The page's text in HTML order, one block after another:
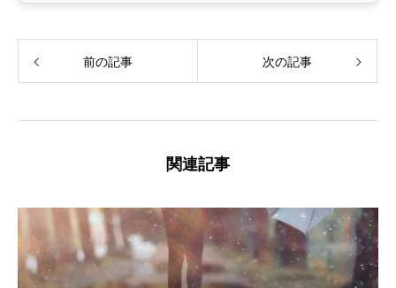
前の記事 次の記事
関連記事